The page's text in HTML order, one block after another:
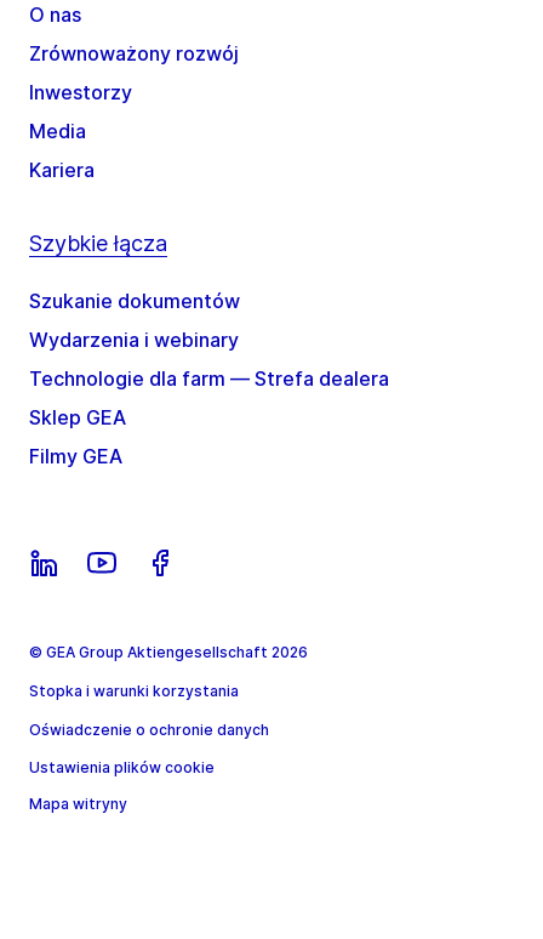
O nas
Zrównoważony rozwój
Inwestorzy
Media
Kariera
Szybkie łącza
Szukanie dokumentów
Wydarzenia i webinary
Technologie dla farm — Strefa dealera
Sklep GEA
Filmy GEA
© GEA Group Aktiengesellschaft 2026
Stopka i warunki korzystania
Oświadczenie o ochronie danych
Ustawienia plików cookie
Mapa witryny